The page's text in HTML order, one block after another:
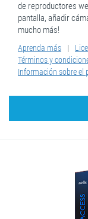
de reproductores
pantalla, añadir
mucho más!
Aprenda más |
Términos y
Información sobre el